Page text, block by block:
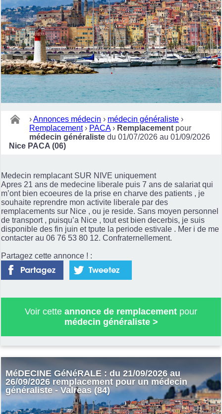
›Annonces médecin › médecin généraliste ›
Remplacement › PACA › Remplacement pour
médecin généraliste du 01/07/2026 au 01/09/2026
Nice PACA (06)
Medecin remplacant SUR NIVE uniquement
Apres 21 ans de medecine liberale puis 7 ans de salariat qui
m’ont bien ecoeures de la prise en charve des patients , je
souhaite reprendre mon activite liberale par des
remplacements sur Nice , ou je reside. Sans moyen personnel
de transport , puisqu’a Nice , tout est bien decerbis, je suis
disponible des fin juin et tpute la periode estivale . Mer i de me
contacter au 06 76 53 80 12. Confraternellement.
Partagez cette annonce ! :
Voir cette annonce de remplacement pour
médecin généraliste>
MéDECINE GéNéRALE : du 21/09/2026 au
26/09/2026 remplacement pour un médecin
généraliste - Valreas (84)